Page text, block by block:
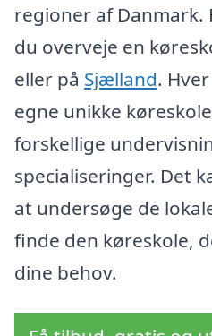
regioner af Danmark.
du overveje en
eller på Sjælland.
egne unikke
forskellige
specialiseringer. Det
at undersøge de
finde den køreskole,
dine behov.